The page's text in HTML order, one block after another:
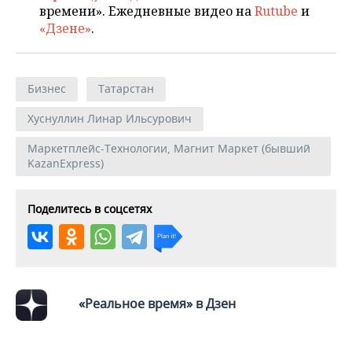
времени». Ежедневные видео наRutube и
«Дзене».
Бизнес
Татарстан
Хуснуллин Линар Ильсурович
Маркетплейс-Технологии, Магнит Маркет (бывший
KazanExpress)
Поделитесь в соцсетях
«Реальное время» в Дзен